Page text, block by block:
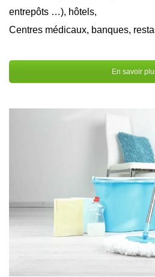
entrepôts …), hôtels,
Centres médicaux, banques,
En savoir